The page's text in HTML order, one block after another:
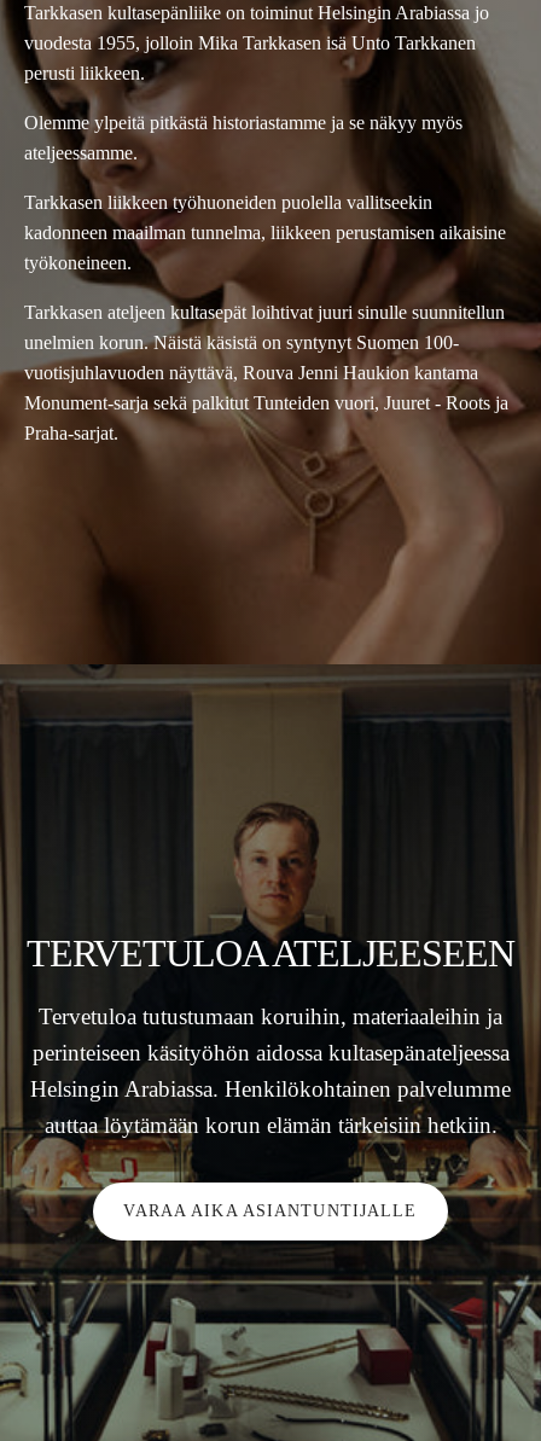
Tarkkasen kultasepänliike on toiminut Helsingin Arabiassa jo
vuodesta 1955, jolloin Mika Tarkkasen isä Unto Tarkkanen
perusti liikkeen.
Olemme ylpeitä pitkästä historiastamme ja se näkyy myös
ateljeessamme.
Tarkkasen liikkeen työhuoneiden puolella vallitseekin
kadonneen maailman tunnelma, liikkeen perustamisen aikaisine
työkoneineen.
Tarkkasen ateljeen kultasepät loihtivat juuri sinulle suunnitellun
unelmien korun. Näistä käsistä on syntynyt Suomen 100-
vuotisjuhlavuoden näyttävä, Rouva Jenni Haukion kantama
Monument-sarja sekä palkitut Tunteiden vuori, Juuret - Roots ja
Praha-sarjat.
TERVETULOA ATELJEESEEN
Tervetuloa tutustumaan koruihin, materiaaleihin ja
perinteiseen käsityöhön aidossa kultasepänateljeessa
Helsingin Arabiassa. Henkilökohtainen palvelumme
auttaa löytämään korun elämän tärkeisiin hetkiin.
VARAA AIKA ASIANTUNTIJALLE